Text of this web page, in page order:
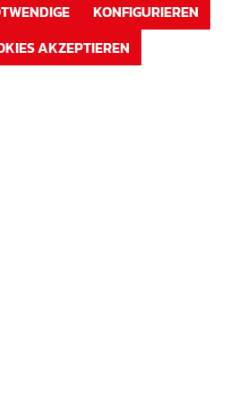
KONFIGURIEREN
AKZEPTIEREN